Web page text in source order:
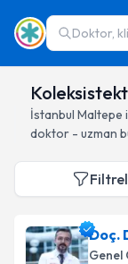
Doktor,
İstanbul Maltepe
doktor - uzman
Doç.
Genel